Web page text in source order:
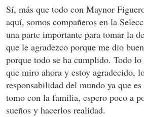
Sí, más que todo con Maynor
aquí, somos compañeros en la
una parte importante para tomar la
que le agradezco porque me dio
porque todo se ha cumplido. Todo
que miro ahora y estoy agradecido,
responsabilidad del mundo ya que
tomo con la familia, espero poco a
sueños y hacerlos realidad.